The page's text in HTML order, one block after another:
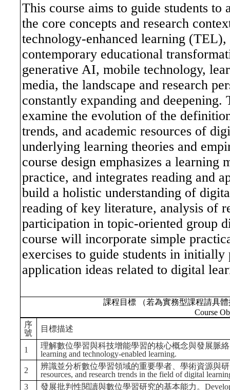
This course aims to guide students to
the core concepts and research
technology-enhanced learning
contemporary educational
generative AI, mobile technology,
media, the landscape and research
constantly expanding and
examine the evolution of the
trends, and academic resources of
underlying learning theories and
course design emphasizes a learning
practice, and integrates reading and
build a holistic understanding of
reading of key literature, analysis of
participation in topic-oriented group
course will incorporate simple
exercises to guide students in initially
application ideas related to digital
課程目標 （若為實務型課程請具
Course
序
號
目標描述
1
理解數位學習與科技增能學習的核心概念與發展脈絡
learning and technology-enabled learning.
2
辨識並分析數位學習領域的重要學者、學術資源與研
resources, and research trends in the field of digital
3
發展批判性閱讀與數位學習研究的基本能力。Develop